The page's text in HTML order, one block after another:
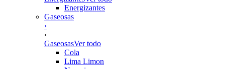
Energizantes
Gaseosas
›
‹
GaseosasVer todo
Cola
Lima Limon